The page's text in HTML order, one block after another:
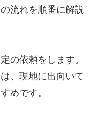
流れを順番に解説
の依頼をします。
、現地に出向いて
めです。